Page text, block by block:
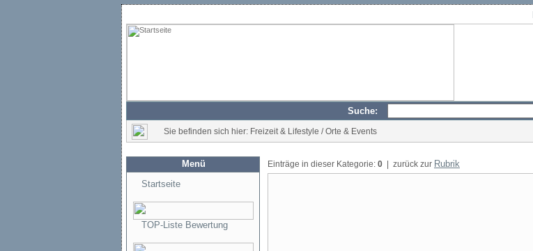
Suche:
Sie befinden sich hier: Freizeit & Lifestyle / Orte & Events
Menü
Startseite
TOP-Liste Bewertung
Einträge in dieser Kategorie: 0 | zurück zur Rubrik